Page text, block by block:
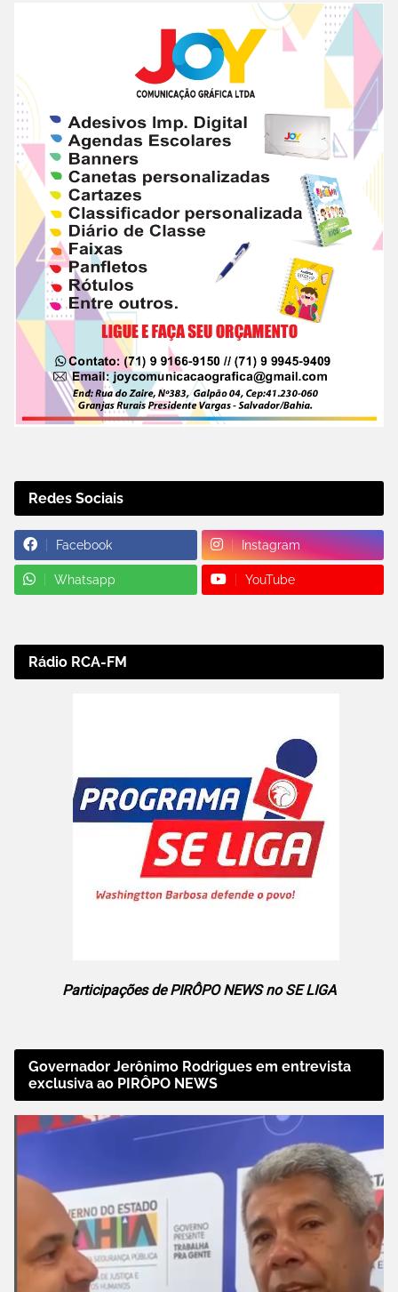
Redes Sociais
Facebook Instagram
Whatsapp YouTube
Rádio RCA-FM
Participações de PIRÔPO NEWS no SE LIGA
Governador Jerônimo Rodrigues em entrevista
exclusiva ao PIRÔPO NEWS